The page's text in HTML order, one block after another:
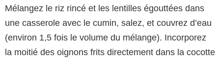
Mélangez le riz rincé et les lentilles égouttées dans
une casserole avec le cumin, salez, et couvrez d’eau
(environ 1,5 fois le volume du mélange). Incorporez
la moitié des oignons frits directement dans la cocotte